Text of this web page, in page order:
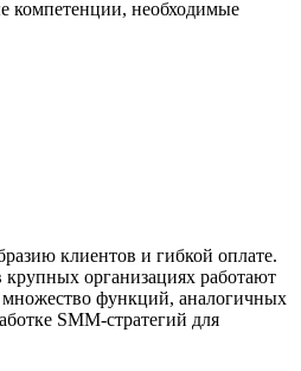
компетенции, необходимые
клиентов и гибкой оплате.
организациях работают
функций, аналогичных
SMM-стратегий для